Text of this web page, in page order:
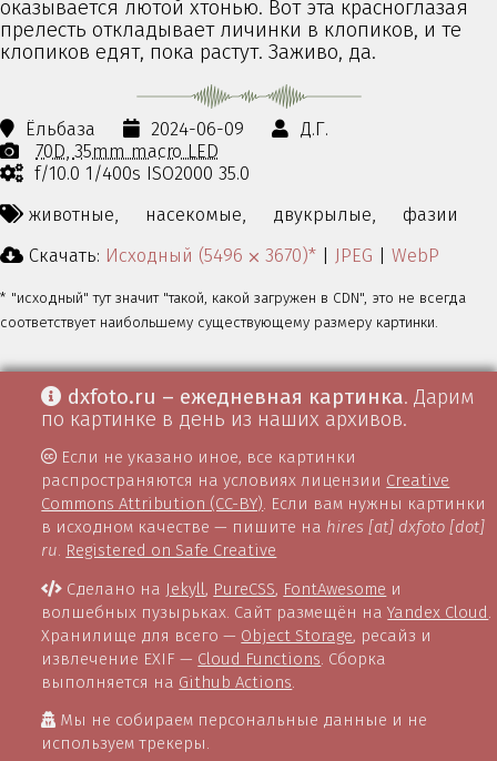
оказывается лютой хтонью. Вот эта красноглазая
прелесть откладывает личинки в клопиков, и те
клопиков едят, пока растут. Заживо, да.
Ёльбаза 2024-06-09
Д.Г.
70D 35mm macro LED
f/10.0 1/400s ISO2000 35.0
животные,
насекомые, двукрылые,
фазии
Скачать: Исходный (5496 ⨉ 3670)* | JPEG | WebP
* "исходный" тут значит "такой, какой загружен в CDN", это не всегда
соответствует наибольшему существующему размеру картинки.
dxfoto.ru – ежедневная картинка. Дарим
по картинке в день из наших архивов.
Если не указано иное, все картинки
распространяются на условиях лицензии Creative
Commons Attribution (CC-BY). Если вам нужны картинки
в исходном качестве — пишите на hires [at] dxfoto [dot]
ru. Registered on Safe Creative
Сделано на Jekyll, PureCSS, FontAwesome и
волшебных пузырьках. Сайт размещён наYandex Cloud
Хранилище для всего — Object Storage, ресайз и
извлечение EXIF — Cloud Functions . Сборка
выполняется на Github Actions
Мы не собираем персональные данные и не
используем трекеры.